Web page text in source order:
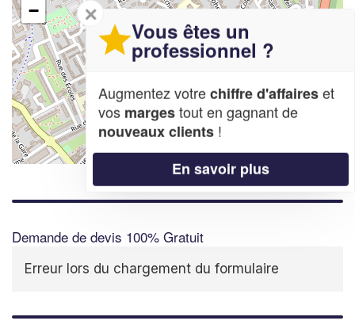
−
Demande de devis 100% Gratuit
Erreur lors du chargement du formulaire
✕
Vous êtes un
professionnel ?
Augmentez votrechiffre d'affaireset
vos margestout en gagnant de
nouveaux clients !
En savoir plus